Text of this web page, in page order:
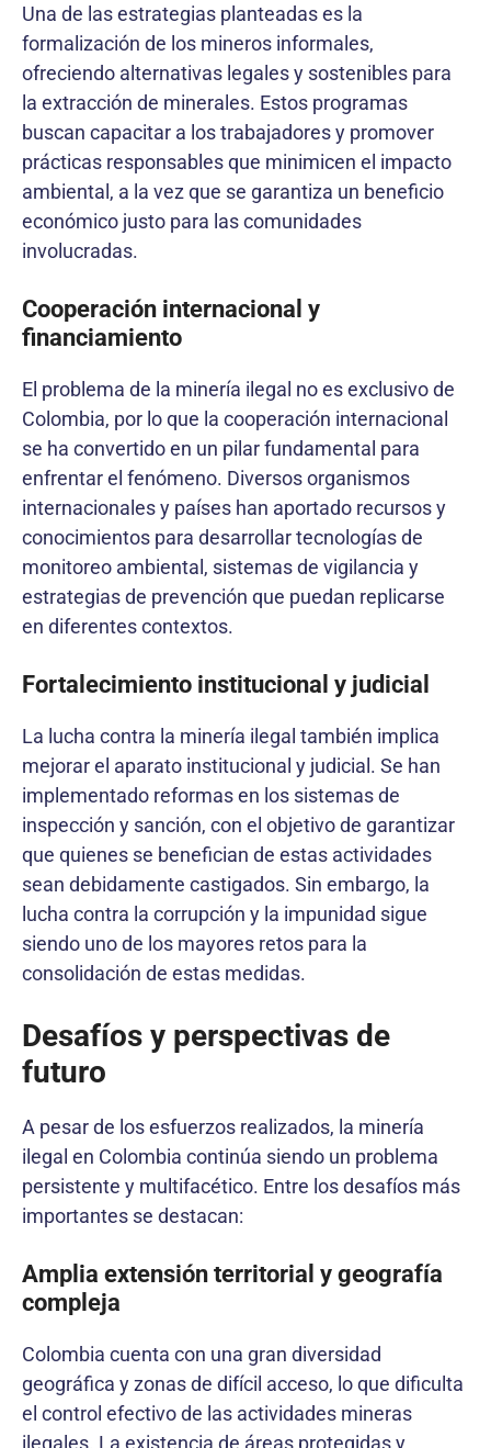
Una de las estrategias planteadas es la
formalización de los mineros informales,
ofreciendo alternativas legales y sostenibles para
la extracción de minerales. Estos programas
buscan capacitar a los trabajadores y promover
prácticas responsables que minimicen el impacto
ambiental, a la vez que se garantiza un beneficio
económico justo para las comunidades
involucradas.
Cooperación internacional y
financiamiento
El problema de la minería ilegal no es exclusivo de
Colombia, por lo que la cooperación internacional
se ha convertido en un pilar fundamental para
enfrentar el fenómeno. Diversos organismos
internacionales y países han aportado recursos y
conocimientos para desarrollar tecnologías de
monitoreo ambiental, sistemas de vigilancia y
estrategias de prevención que puedan replicarse
en diferentes contextos.
Fortalecimiento institucional y judicial
La lucha contra la minería ilegal también implica
mejorar el aparato institucional y judicial. Se han
implementado reformas en los sistemas de
inspección y sanción, con el objetivo de garantizar
que quienes se benefician de estas actividades
sean debidamente castigados. Sin embargo, la
lucha contra la corrupción y la impunidad sigue
siendo uno de los mayores retos para la
consolidación de estas medidas.
Desafíos y perspectivas de
futuro
A pesar de los esfuerzos realizados, la minería
ilegal en Colombia continúa siendo un problema
persistente y multifacético. Entre los desafíos más
importantes se destacan:
Amplia extensión territorial y geografía
compleja
Colombia cuenta con una gran diversidad
geográfica y zonas de difícil acceso, lo que dificulta
el control efectivo de las actividades mineras
ilegales. La existencia de áreas protegidas y